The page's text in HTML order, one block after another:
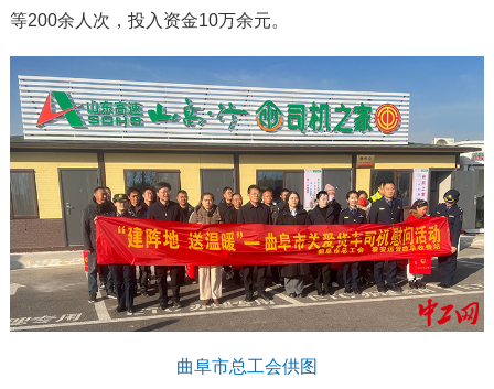
等200余人次，投入资金10万余元。
曲阜市总工会供图